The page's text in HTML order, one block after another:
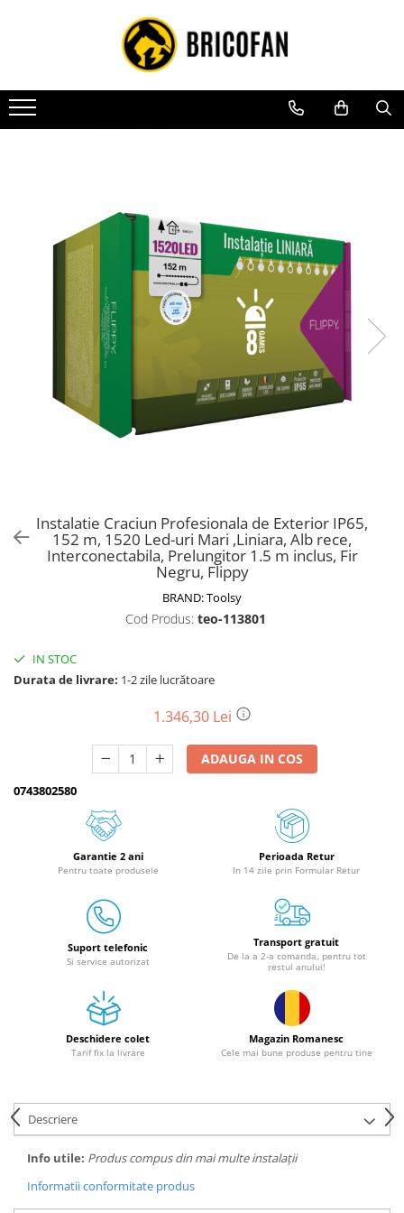
Toate Produsele
Vehicule electrice
Atv
Motocross
Piese de schimb vehicule electrice
Scutere electrice
Scutere pe benzina
Tricicluri cargo fara permis
Tricicluri persoane
Trotinete electrice
Biciclete, trotinete, triciclete
Motoburghie si accesorii
Accesorii motoburghie
Drujbe, fierastraie electrice
Drujbe cu acumulator
Consumabile drujbe, fierastraie
Unelte electrice busteni
Mori cereale si batoze porumb
Batoze - mori desfacat porumb
Granulatoare
Mori pentru cereale
Mori pentru fructe si legume
Mori pentru furaje si resturi
Motoare granulatoare
Tocatoare furaje si crengi
Tocatoare furaje
Consumabile si acesorii tocatoare
Motocoase, Trimmere si Masini de
tuns gazon
Masini de tuns gazon pe benzina
Instalatie Craciun Profesionala de Exterior IP65,
152 m, 1520 Led-uri Mari ,Liniara, Alb rece,
Interconectabila, Prelungitor 1.5 m inclus, Fir
Negru, Flippy
BRAND:Toolsy
Cod Produs: teo-113801
IN STOC
Durata de livrare: 1-2 zile lucrătoare
1.346,30 Lei
ADAUGA IN COS
0743802580
Garantie 2 ani
Pentru toate produsele
Perioada Retur
In 14 zile prin Formular Retur
Suport telefonic
Si service autorizat
Transport gratuit
De la a 2-a comanda, pentru tot
restul anului!
Deschidere colet
Tarif fix la livrare
Magazin Romanesc
Cele mai bune produse pentru tine
Descriere
Info utile: Produs compus din mai multe instalații
Informatii conformitate produs